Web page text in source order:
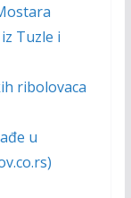
Tuzle i
ribolovaca
u